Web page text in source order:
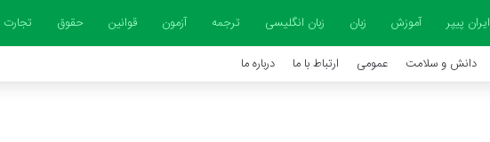
ایران پیپر آموزش زبان زبان انگلیسی ترجمه آزمون قوانین حقوق تجارت
دانش و سلامت عمومی ارتباط با ما درباره ما